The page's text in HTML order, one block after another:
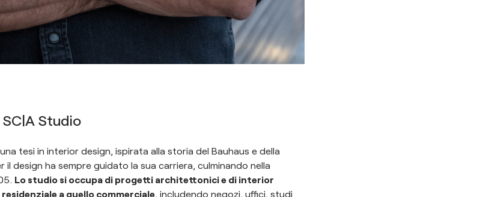
Studio
tesi in interior design, ispirata alla storia del Bauhaus e della
il design ha sempre guidato la sua carriera, culminando nella
Lo studio si occupa di progetti architettonici e di interior
a quello commerciale, includendo negozi, uffici, studi